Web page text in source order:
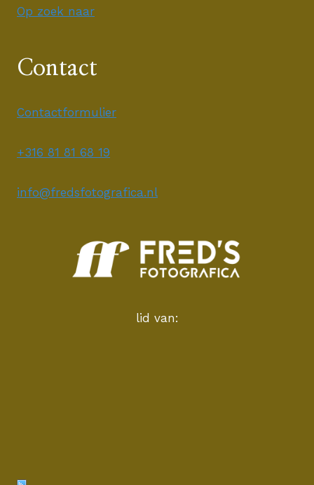
Op zoek naar
Contact
Contactformulier
+316 81 81 68 19
info@fredsfotografica.nl
lid van: